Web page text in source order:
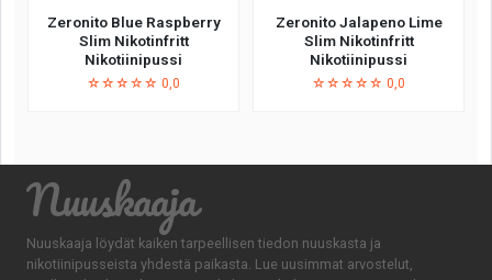
Zeronito Blue Raspberry
Slim Nikotinfritt
Nikotiinipussi
☆☆☆☆☆ 0,0
Zeronito Jalapeno Lime
Slim Nikotinfritt
Nikotiinipussi
☆☆☆☆☆ 0,0
Nuuskaaja
Nuuskaaja löydät kaiken tarpeellisen tiedon nuuskasta ja
nikotiinipusseista yhdestä paikasta. Lue uusimmat arvostelut,